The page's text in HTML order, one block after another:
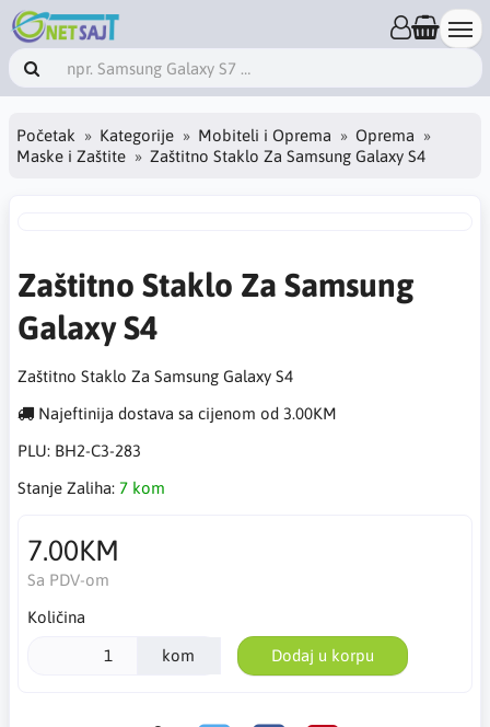
Početak Kategorije Mobiteli i Oprema
Oprema
Maske i Zaštite
Zaštitno Staklo Za Samsung Galaxy S4
Zaštitno Staklo Za Samsung
Galaxy S4
Zaštitno Staklo Za Samsung Galaxy S4
Najeftinija dostava sa cijenom od 3.00KM
PLU: BH2-C3-283
Stanje Zaliha: 7 kom
7.00KM
Sa PDV-om
Količina
kom Dodaj u korpu